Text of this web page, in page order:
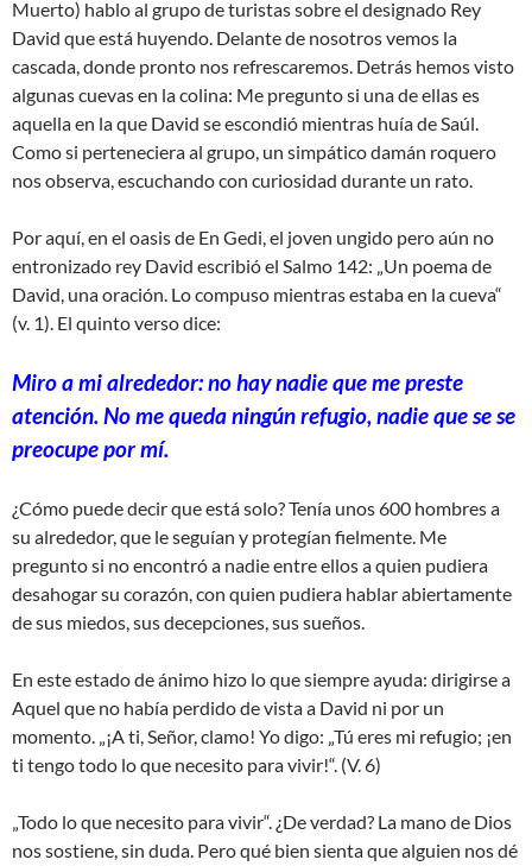
Muerto) hablo al grupo de turistas sobre el designado Rey
David que está huyendo. Delante de nosotros vemos la
cascada, donde pronto nos refrescaremos. Detrás hemos visto
algunas cuevas en la colina: Me pregunto si una de ellas es
aquella en la que David se escondió mientras huía de Saúl.
Como si perteneciera al grupo, un simpático damán roquero
nos observa, escuchando con curiosidad durante un rato.
Por aquí, en el oasis de En Gedi, el joven ungido pero aún no
entronizado rey David escribió el Salmo 142: „Un poema de
David, una oración. Lo compuso mientras estaba en la cueva“
(v. 1). El quinto verso dice:
Miro a mi alrededor: no hay nadie que me preste
atención. No me queda ningún refugio, nadie que se se
preocupe por mí.
¿Cómo puede decir que está solo? Tenía unos 600 hombres a
su alrededor, que le seguían y protegían fielmente. Me
pregunto si no encontró a nadie entre ellos a quien pudiera
desahogar su corazón, con quien pudiera hablar abiertamente
de sus miedos, sus decepciones, sus sueños.
En este estado de ánimo hizo lo que siempre ayuda: dirigirse a
Aquel que no había perdido de vista a David ni por un
momento. „¡A ti, Señor, clamo! Yo digo: „Tú eres mi refugio; ¡en
ti tengo todo lo que necesito para vivir!“. (V. 6)
„Todo lo que necesito para vivir“. ¿De verdad? La mano de Dios
nos sostiene, sin duda. Pero qué bien sienta que alguien nos dé